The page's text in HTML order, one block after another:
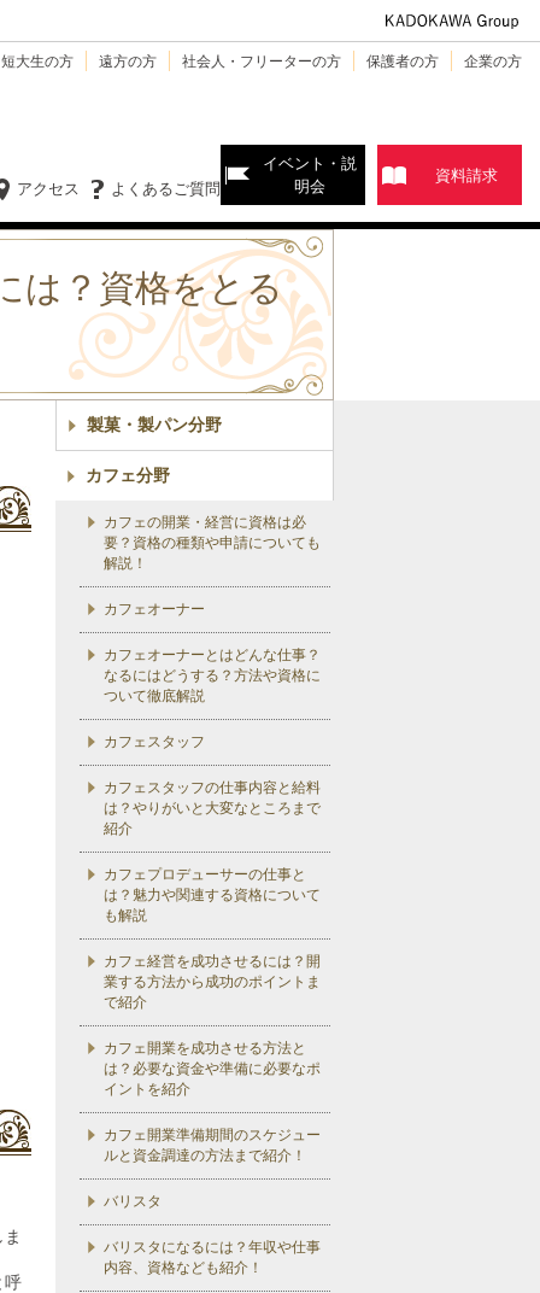
大生の方 遠方の方 社会人・フリーターの方 保護者の方 企業の方
よくあるご質問
アクセス
イベント・説
明会
資料請求
は？資格をとる
呼
製菓・製パン分野
カフェ分野
カフェの開業・経営に資格は必
要？資格の種類や申請についても
解説！
カフェオーナー
カフェオーナーとはどんな仕事？
なるにはどうする？方法や資格に
ついて徹底解説
カフェスタッフ
カフェスタッフの仕事内容と給料
は？やりがいと大変なところまで
紹介
カフェプロデューサーの仕事と
は？魅力や関連する資格について
も解説
カフェ経営を成功させるには？開
業する方法から成功のポイントま
で紹介
カフェ開業を成功させる方法と
は？必要な資金や準備に必要なポ
イントを紹介
カフェ開業準備期間のスケジュー
ルと資金調達の方法まで紹介！
バリスタ
バリスタになるには？年収や仕事
内容、資格なども紹介！